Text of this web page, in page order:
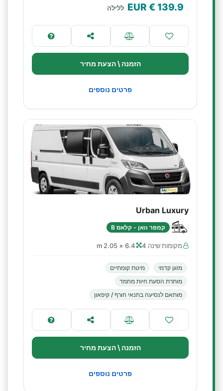
139.9
€ EUR ללילה
הזמנה \ הצעת מחיר
פרטים נוספים
Urban Luxury
קמפר וואן - קלאס B
מקומות שינה 4 6.4 × 2.05 m
מזגן קדמי
מיטת קומתיים
מותרת הסעת חיות מחמד
מותאם לנסיעה בתנאי חורף / קיפאון
הזמנה \ הצעת מחיר
פרטים נוספים